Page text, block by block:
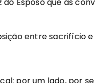
Esposo que as
entre sacrifício